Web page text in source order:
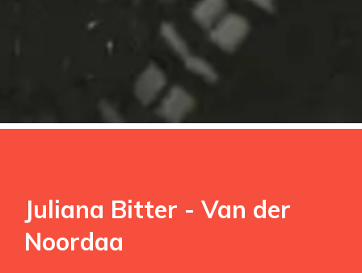
Juliana Bitter - Van der
Noordaa